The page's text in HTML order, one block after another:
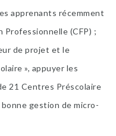
apprenants récemment
Professionnelle (CFP) ;
de projet et le
», appuyer les
21 Centres Préscolaire
gestion de micro-